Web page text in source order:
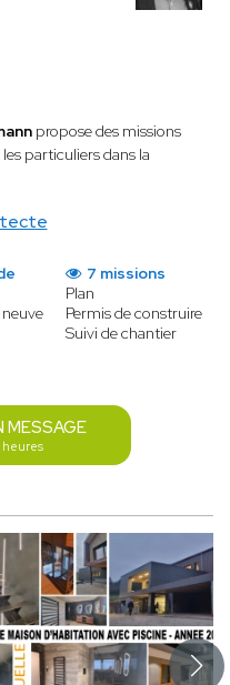
propose des missions
particuliers dans la
7 missions
Plan
Permis de construire
Suivi de chantier
MESSAGE
heures